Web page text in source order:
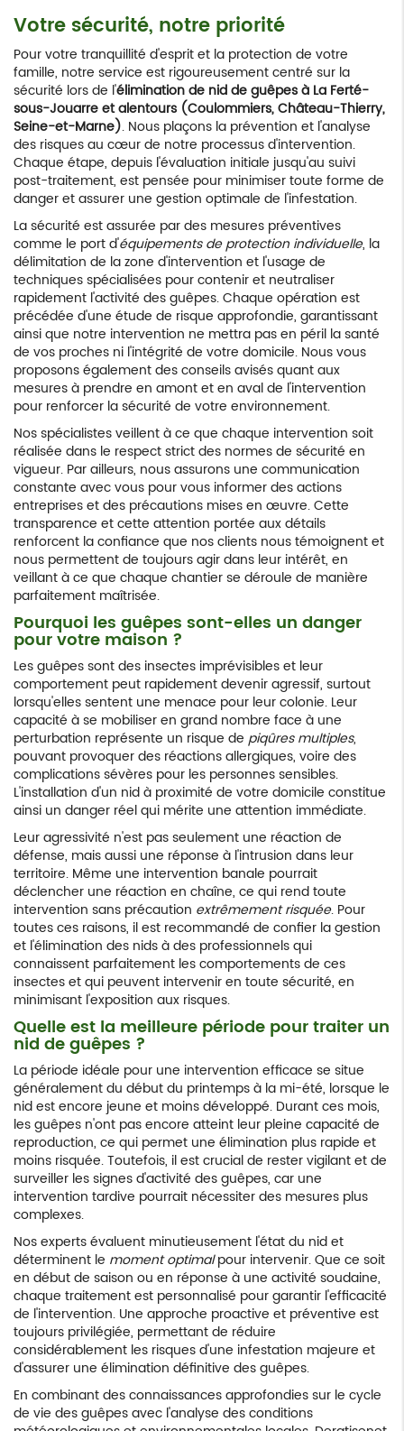
Votre sécurité, notre priorité
Pour votre tranquillité d'esprit et la protection de votre
famille, notre service est rigoureusement centré sur la
sécurité lors de l'élimination de nid de guêpes à La Ferté-
sous-Jouarre et alentours (Coulommiers, Château-Thierry,
Seine-et-Marne). Nous plaçons la prévention et l'analyse
des risques au cœur de notre processus d'intervention.
Chaque étape, depuis l'évaluation initiale jusqu'au suivi
post-traitement, est pensée pour minimiser toute forme de
danger et assurer une gestion optimale de l'infestation.
La sécurité est assurée par des mesures préventives
comme le port d'équipements de protection individuelle, la
délimitation de la zone d'intervention et l'usage de
techniques spécialisées pour contenir et neutraliser
rapidement l'activité des guêpes. Chaque opération est
précédée d'une étude de risque approfondie, garantissant
ainsi que notre intervention ne mettra pas en péril la santé
de vos proches ni l'intégrité de votre domicile. Nous vous
proposons également des conseils avisés quant aux
mesures à prendre en amont et en aval de l'intervention
pour renforcer la sécurité de votre environnement.
Nos spécialistes veillent à ce que chaque intervention soit
réalisée dans le respect strict des normes de sécurité en
vigueur. Par ailleurs, nous assurons une communication
constante avec vous pour vous informer des actions
entreprises et des précautions mises en œuvre. Cette
transparence et cette attention portée aux détails
renforcent la confiance que nos clients nous témoignent et
nous permettent de toujours agir dans leur intérêt, en
veillant à ce que chaque chantier se déroule de manière
parfaitement maîtrisée.
Pourquoi les guêpes sont-elles un danger
pour votre maison ?
Les guêpes sont des insectes imprévisibles et leur
comportement peut rapidement devenir agressif, surtout
lorsqu'elles sentent une menace pour leur colonie. Leur
capacité à se mobiliser en grand nombre face à une
perturbation représente un risque de piqûres multiples,
pouvant provoquer des réactions allergiques, voire des
complications sévères pour les personnes sensibles.
L'installation d'un nid à proximité de votre domicile constitue
ainsi un danger réel qui mérite une attention immédiate.
Leur agressivité n'est pas seulement une réaction de
défense, mais aussi une réponse à l'intrusion dans leur
territoire. Même une intervention banale pourrait
déclencher une réaction en chaîne, ce qui rend toute
intervention sans précaution extrêmement risquée. Pour
toutes ces raisons, il est recommandé de confier la gestion
et l'élimination des nids à des professionnels qui
connaissent parfaitement les comportements de ces
insectes et qui peuvent intervenir en toute sécurité, en
minimisant l'exposition aux risques.
Quelle est la meilleure période pour traiter un
nid de guêpes ?
La période idéale pour une intervention efficace se situe
généralement du début du printemps à la mi-été, lorsque le
nid est encore jeune et moins développé. Durant ces mois,
les guêpes n'ont pas encore atteint leur pleine capacité de
reproduction, ce qui permet une élimination plus rapide et
moins risquée. Toutefois, il est crucial de rester vigilant et de
surveiller les signes d'activité des guêpes, car une
intervention tardive pourrait nécessiter des mesures plus
complexes.
Nos experts évaluent minutieusement l'état du nid et
déterminent le moment optimalpour intervenir. Que ce soit
en début de saison ou en réponse à une activité soudaine,
chaque traitement est personnalisé pour garantir l'efficacité
de l'intervention. Une approche proactive et préventive est
toujours privilégiée, permettant de réduire
considérablement les risques d'une infestation majeure et
d'assurer une élimination définitive des guêpes.
En combinant des connaissances approfondies sur le cycle
de vie des guêpes avec l'analyse des conditions